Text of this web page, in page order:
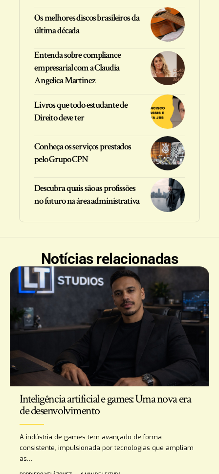
Os melhores discos brasileiros da
última década
Entenda sobre compliance
empresarial com a Claudia
Angelica Martinez
Livros que todo estudante de
Direito deve ter
Conheça os serviços prestados
pelo Grupo CPN
Descubra quais são as profissões
no futuro na área administrativa
Notícias relacionadas
Inteligência artificial e games: Uma nova era
de desenvolvimento
A indústria de games tem avançado de forma
consistente, impulsionada por tecnologias que ampliam
as…